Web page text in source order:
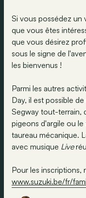
Si vous possédez un
que vous êtes
que vous désirez
sous le signe de
les bienvenus !
Parmi les autres
Day, il est possible
Segway tout-terrain,
pigeons d'argile ou le
taureau mécanique.
avec musique Live
Pour les inscriptions,
www.suzuki.be/fr/